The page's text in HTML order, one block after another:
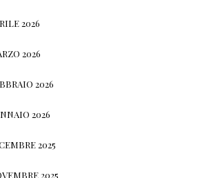
2026
2026
2026
2026
2025
2025